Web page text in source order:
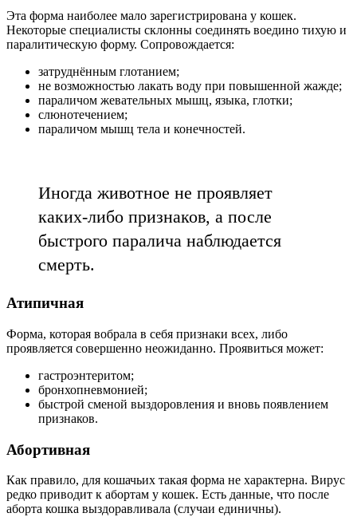
Эта форма наиболее мало зарегистрирована у кошек.
Некоторые специалисты склонны соединять воедино тихую и
паралитическую форму. Сопровождается:
затруднённым глотанием;
не возможностью лакать воду при повышенной жажде;
параличом жевательных мышц, языка, глотки;
слюнотечением;
параличом мышц тела и конечностей.
Иногда животное не проявляет
каких-либо признаков, а после
быстрого паралича наблюдается
смерть.
Атипичная
Форма, которая вобрала в себя признаки всех, либо
проявляется совершенно неожиданно. Проявиться может:
гастроэнтеритом;
бронхопневмонией;
быстрой сменой выздоровления и вновь появлением
признаков.
Абортивная
Как правило, для кошачьих такая форма не характерна. Вирус
редко приводит к абортам у кошек. Есть данные, что после
аборта кошка выздоравливала (случаи единичны).